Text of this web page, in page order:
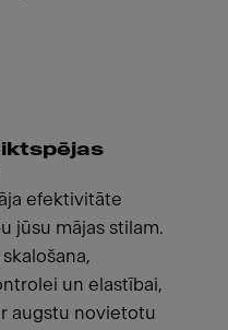
efektivitāte
jūsu mājas stilam.
un elastībai,
augstu novietotu